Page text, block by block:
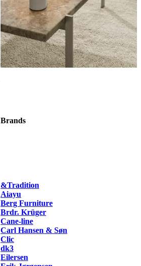
Brands
&Tradition
Aiayu
Berg Furniture
Brdr. Krüger
Cane-line
Carl Hansen & Søn
Clic
dk3
Eilersen